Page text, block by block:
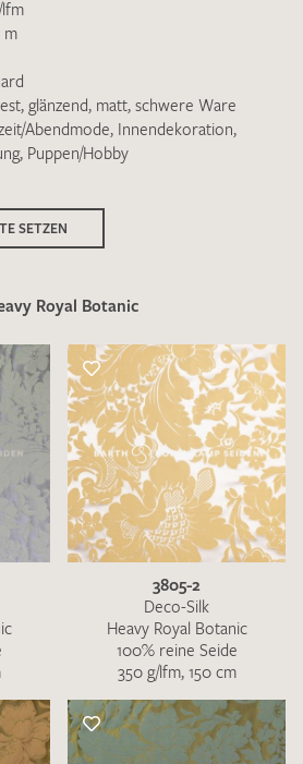
dass meine angegebenen Daten
habe ich zur Kenntnis
diese.
SENDEN
m
, glänzend, matt, schwere Ware
Abendmode, Innendekoration,
, Puppen/Hobby
SETZEN
Royal Botanic
3805-2
Deco-Silk
Heavy Royal Botanic
100% reine Seide
350 g/lfm, 150 cm